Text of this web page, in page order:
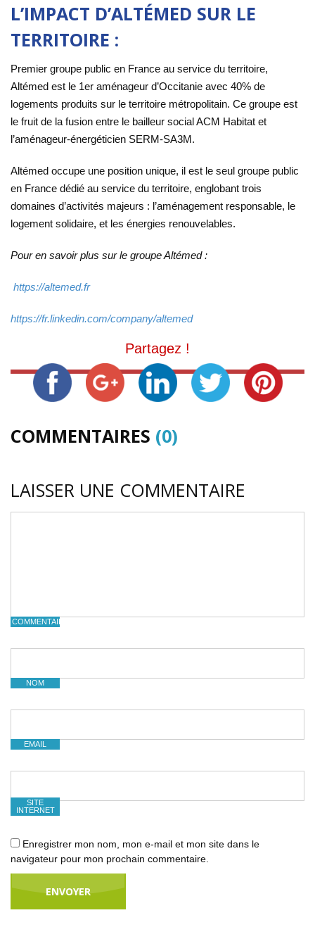
L’IMPACT D’ALTÉMED SUR LE
TERRITOIRE :
Premier groupe public en France au service du territoire,
Altémed est le 1er aménageur d’Occitanie avec 40% de
logements produits sur le territoire métropolitain. Ce groupe est
le fruit de la fusion entre le bailleur social ACM Habitat et
l’aménageur-énergéticien SERM-SA3M.
Altémed occupe une position unique, il est le seul groupe public
en France dédié au service du territoire, englobant trois
domaines d’activités majeurs : l’aménagement responsable, le
logement solidaire, et les énergies renouvelables.
Pour en savoir plus sur le groupe Altémed :
https://altemed.fr
https://fr.linkedin.com/company/altemed
Partagez !
COMMENTAIRES (0)
LAISSER UNE COMMENTAIRE
COMMENTAIRE
NOM
EMAIL
SITE
INTERNET
Enregistrer mon nom, mon e-mail et mon site dans le
navigateur pour mon prochain commentaire.